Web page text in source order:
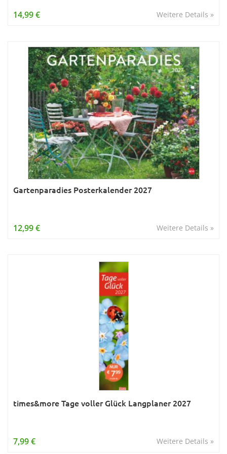
Young Adult
Weitere Details »
14,99 €
Gartenparadies Posterkalender 2027
Weitere Details »
12,99 €
times&more Tage voller Glück Langplaner 2027
Weitere Details »
7,99 €